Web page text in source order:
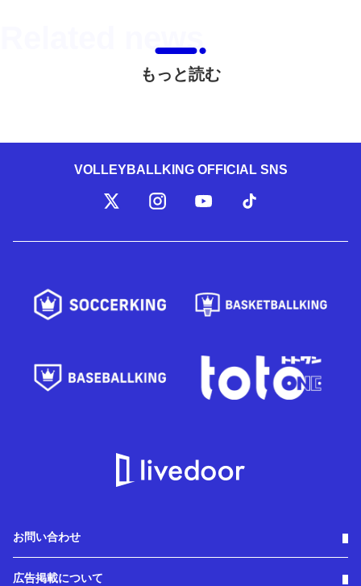
もっと読む
VOLLEYBALLKING OFFICIAL SNS
お問い合わせ
広告掲載について